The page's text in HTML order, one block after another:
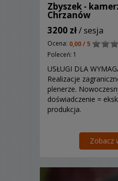
Zbyszek -
Chrzanów
3200 zł/ sesja
Ocena: 0,00 / 5
Poleceń: 1
USŁUGI DLA
Realizacje
plenerze.
doświadczenie =
produkcja.
Zobacz